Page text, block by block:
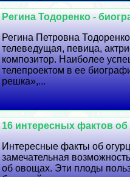
Регина Тодоренко -
Регина Петровна
телеведущая, певица,
композитор. Наиболее
телепроектом в ее
решка»,...
16 интересных фактов об
Интересные факты об
замечательная
об овощах. Эти плоды